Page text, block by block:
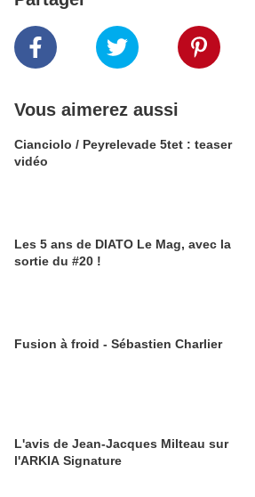
Vous aimerez aussi
Cianciolo / Peyrelevade 5tet : teaser
vidéo
Les 5 ans de DIATO Le Mag, avec la
sortie du #20 !
Fusion à froid - Sébastien Charlier
L'avis de Jean-Jacques Milteau sur
l'ARKIA Signature